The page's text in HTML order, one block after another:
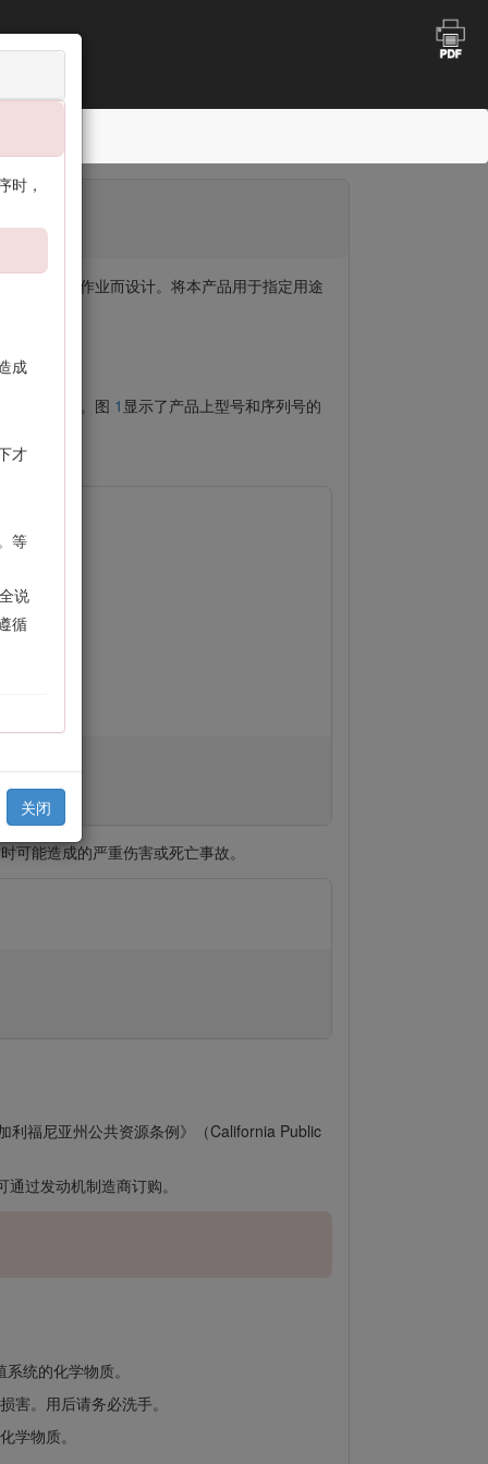
时，
成
才
等
说
循
关闭
进行剪草作业而设计。将本产品用于指定用途
号等资料。图 1 显示了产品上型号和序列号的
可能造成的严重伤害或死亡事故。
利福尼亚州公共资源条例》（California Public
过发动机制造商订购。
统的化学物质。
害。用后请务必洗手。
学物质。